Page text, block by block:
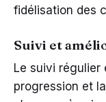
fidélisation des
Suivi et
Le suivi régulier
progression et